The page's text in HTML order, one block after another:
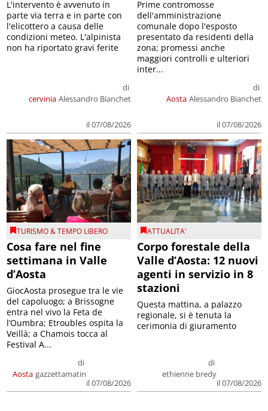
cervinia
di
Alessandro Bianchet
il 07/08/2026
L'intervento è avvenuto in
parte via terra e in parte con
l'elicottero a causa delle
condizioni meteo. L'alpinista
non ha riportato gravi ferite
Aosta
di
Alessandro Bianchet
il 07/08/2026
Prime contromosse
dell'amministrazione
comunale dopo l'esposto
presentato da residenti della
zona; promessi anche
maggiori controlli e ulteriori
inter...
TURISMO & TEMPO LIBERO
Cosa fare nel fine
settimana in Valle
d’Aosta
Aosta
di
gazzettamatin
il 07/08/2026
GiocAosta prosegue tra le vie
del capoluogo; a Brissogne
entra nel vivo la Feta de
l’Oumbra; Etroubles ospita la
Veillà; a Chamois tocca al
Festival A...
ATTUALITA'
Corpo forestale della
Valle d’Aosta: 12 nuovi
agenti in servizio in 8
stazioni
di
ethienne bredy
il 07/08/2026
Questa mattina, a palazzo
regionale, si è tenuta la
cerimonia di giuramento